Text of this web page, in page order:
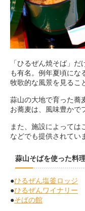
「ひるぜん焼そば」
も有名。例年夏頃にな
牧歌的な風景を見るこ
蒜山の大地で育った蕎
お蕎麦は、風味豊かで
また、施設によっては
などでも提供されてい
蒜山そばを使った料
●ひるぜん塩釜ロッジ
●ひるぜんワイナリー
●そばの館